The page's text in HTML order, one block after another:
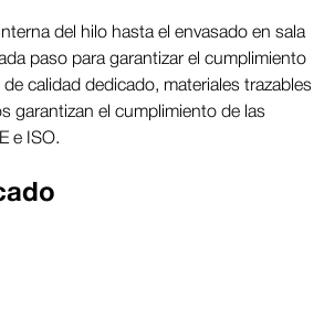
del hilo hasta el envasado en sala
paso para garantizar el cumplimiento
calidad dedicado, materiales trazables
garantizan el cumplimiento de las
e ISO.